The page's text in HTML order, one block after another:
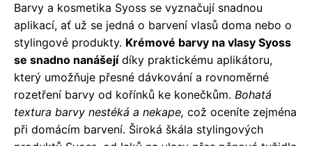
Barvy a kosmetika Syoss se vyznačují snadnou
aplikací, ať už se jedná o barvení vlasů doma nebo o
stylingové produkty. Krémové barvy na vlasy Syoss
se snadno nanášejídíky praktickému aplikátoru,
který umožňuje přesné dávkování a rovnoměrné
rozetření barvy od kořínků ke konečkům. Bohatá
textura barvy nestéká a nekape, což oceníte zejména
při domácím barvení. Široká škála stylingových